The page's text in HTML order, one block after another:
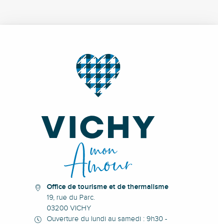
Office de tourisme et de thermalisme
19, rue du Parc.
03200 VICHY
Ouverture du lundi au samedi : 9h30 -